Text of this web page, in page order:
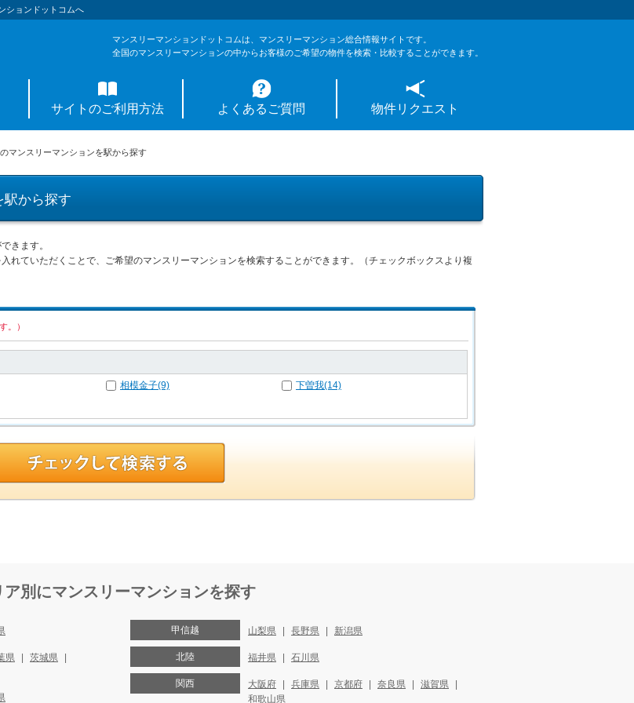
ションドットコムへ
マンスリーマンションドットコムは、マンスリーマンション総合情報サイトです。
全国のマンスリーマンションの中からお客様のご希望の物件を検索・比較することができます。
サイトのご利用方法 よくあるご質問 物件リクエスト
のマンスリーマンションを駅から探す
駅から探す
きます。
れていただくことで、ご希望のマンスリーマンションを検索することができます。（チェックボックスより複
。）
相模金子(9)
下曽我(14)
ア別にマンスリーマンションを探す
県
茨城県
甲信越 山梨県 長野県 新潟県
北陸 福井県 石川県
関西 大阪府 兵庫県 京都府 奈良県
滋賀県
和歌山県